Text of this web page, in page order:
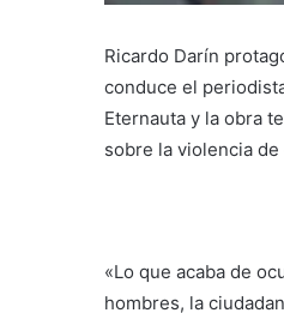
Ricardo Darín
conduce el
Eternauta y la obra
sobre la violencia
«Lo que acaba de
hombres, la